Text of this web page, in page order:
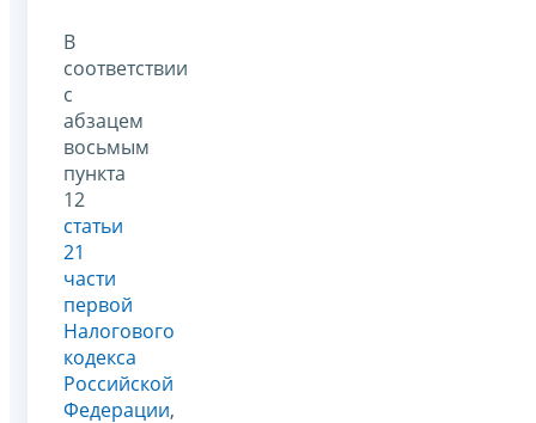
В
соответствии
с
абзацем
восьмым
пункта
12
статьи
21
части
первой
Налогового
кодекса
Российской
Федерации,